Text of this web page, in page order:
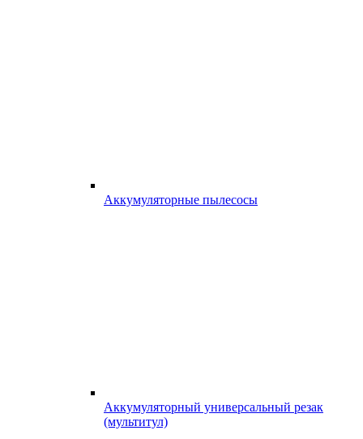
Аккумуляторные пылесосы
Аккумуляторный универсальный резак
(мультитул)